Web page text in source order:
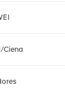
Ciena